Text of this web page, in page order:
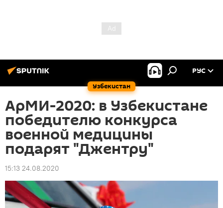
Узбекистан
РУС
АрМИ-2020: в Узбекистане
победителю конкурса
военной медицины
подарят "Джентру"
15:13 24.08.2020